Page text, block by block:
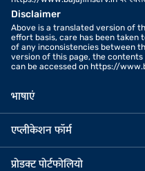
Disclaimer
Above is a translated version of
effort basis, care has been taken
of any inconsistencies between
version of this page, the
can be accessed on https://
भाषाएं
एप्लीकेशन फॉर्म
प्रोडक्ट पोर्टफोलियो